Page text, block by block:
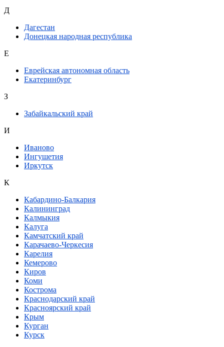
Д
Дагестан
Донецкая народная республика
Е
Еврейская автономная область
Екатеринбург
З
Забайкальский край
И
Иваново
Ингушетия
Иркутск
К
Кабардино-Балкария
Калининград
Калмыкия
Калуга
Камчатский край
Карачаево-Черкесия
Карелия
Кемерово
Киров
Коми
Кострома
Краснодарский край
Красноярский край
Крым
Курган
Курск